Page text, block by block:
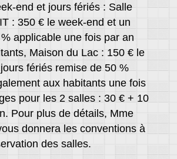
end et jours fériés : Salle
: 350 € le week-end et un
applicable une fois par an
Maison du Lac : 150 € le
fériés remise de 50 %
aux habitants une fois
pour les 2 salles : 30 € + 10
Pour plus de détails, Mme
donnera les conventions à
des salles.